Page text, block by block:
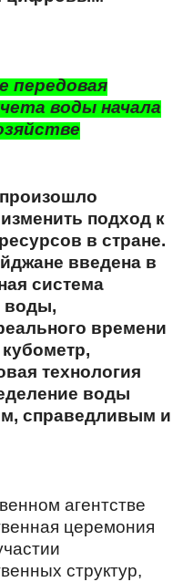
передовая
воды начала
подход к
в стране.
введена в
система
воды,
времени
технология
воды
справедливым и
агентстве
церемония
структур,